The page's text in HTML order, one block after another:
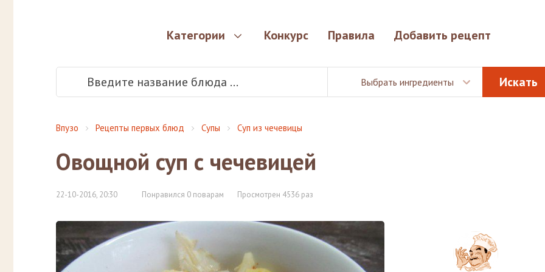
Категории Конкурс Правила Добавить рецепт
Выбрать ингредиенты
Впузо Рецепты первых блюд Супы Суп из чечевицы
Овощной суп с чечевицей
22-10-2016, 20:30 Понравился 0 поварам Просмотрен 4536 раз